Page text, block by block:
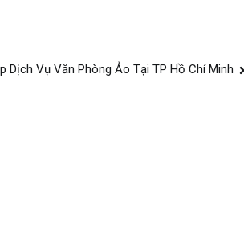
Dịch Vụ Văn Phòng Ảo Tại TP Hồ Chí Minh